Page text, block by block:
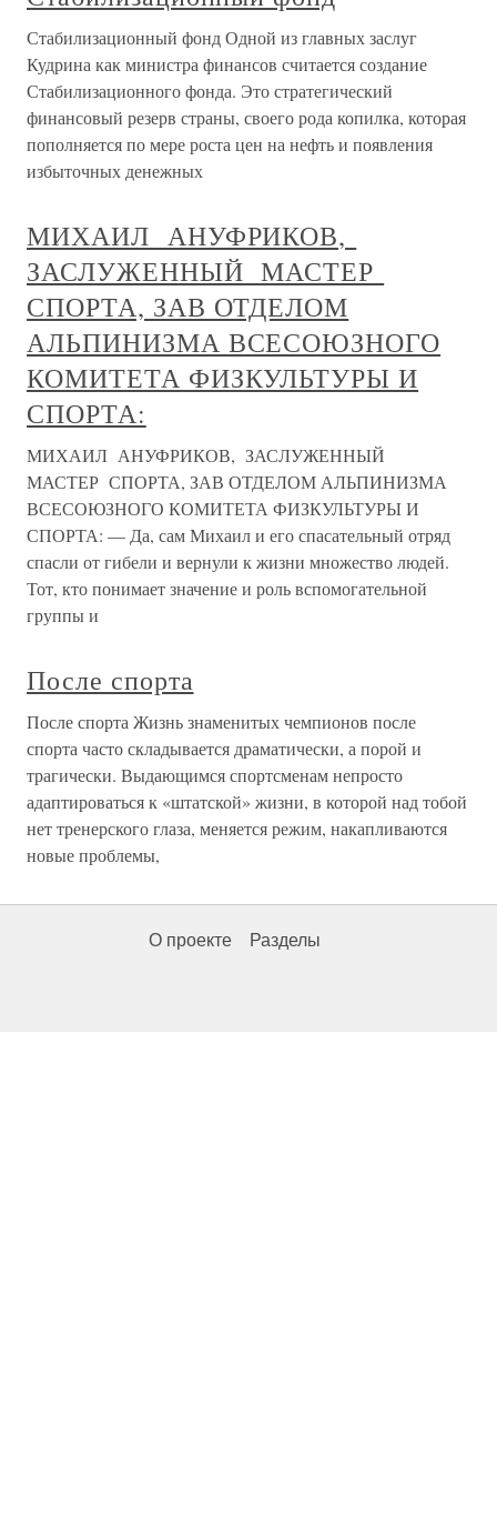
Стабилизационный фонд Одной из главных заслуг
Кудрина как министра финансов считается создание
Стабилизационного фонда. Это стратегический
финансовый резерв страны, своего рода копилка, которая
пополняется по мере роста цен на нефть и появления
избыточных денежных
МИХАИЛ АНУФРИКОВ,
ЗАСЛУЖЕННЫЙ МАСТЕР
СПОРТА, ЗАВ ОТДЕЛОМ
АЛЬПИНИЗМА ВСЕСОЮЗНОГО
КОМИТЕТА ФИЗКУЛЬТУРЫ И
СПОРТА:
МИХАИЛ АНУФРИКОВ, ЗАСЛУЖЕННЫЙ
МАСТЕР СПОРТА, ЗАВ ОТДЕЛОМ АЛЬПИНИЗМА
ВСЕСОЮЗНОГО КОМИТЕТА ФИЗКУЛЬТУРЫ И
СПОРТА: — Да, сам Михаил и его спасательный отряд
спасли от гибели и вернули к жизни множество людей.
Тот, кто понимает значение и роль вспомогательной
группы и
После спорта
После спорта Жизнь знаменитых чемпионов после
спорта часто складывается драматически, а порой и
трагически. Выдающимся спортсменам непросто
адаптироваться к «штатской» жизни, в которой над тобой
нет тренерского глаза, меняется режим, накапливаются
новые проблемы,
О проекте Разделы